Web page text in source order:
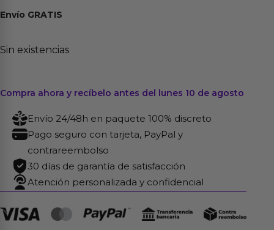
Envío GRATIS
Sin existencias
Compra ahora y recíbelo antes del lunes 10 de agosto
Envío 24/48h en paquete 100% discreto
Pago seguro con tarjeta, PayPal y
contrareembolso
30 días de garantía de satisfacción
Atención personalizada y confidencial